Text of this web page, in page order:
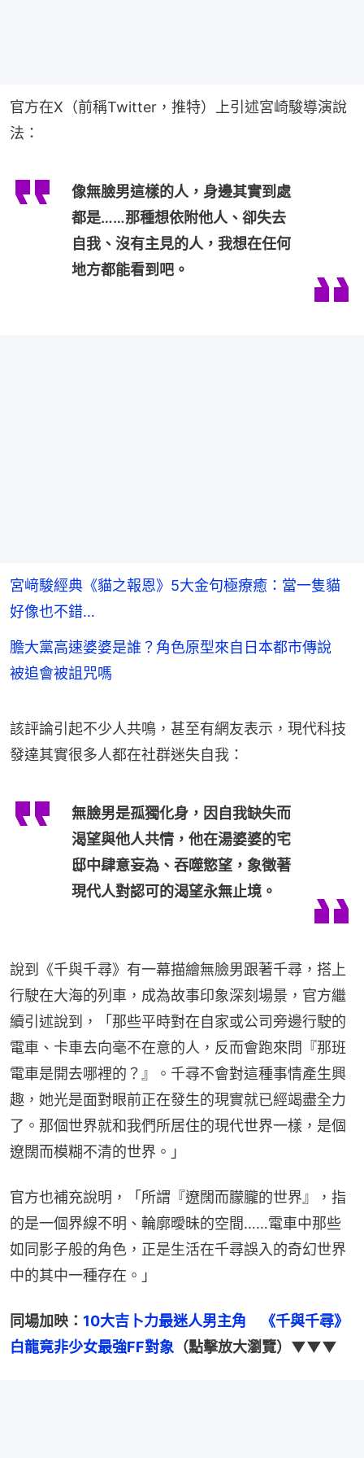
官方在X（前稱Twitter，推特）上引述宮崎駿導演說
法：
像無臉男這樣的人，身邊其實到處
都是……那種想依附他人、卻失去
自我、沒有主見的人，我想在任何
地方都能看到吧。
宮﨑駿經典《貓之報恩》5大金句極療癒：當一隻貓
好像也不錯…
膽大黨高速婆婆是誰？角色原型來自日本都市傳說
被追會被詛咒嗎
該評論引起不少人共鳴，甚至有網友表示，現代科技
發達其實很多人都在社群迷失自我：
無臉男是孤獨化身，因自我缺失而
渴望與他人共情，他在湯婆婆的宅
邸中肆意妄為、吞噬慾望，象徵著
現代人對認可的渴望永無止境。
說到《千與千尋》有一幕描繪無臉男跟著千尋，搭上
行駛在大海的列車，成為故事印象深刻場景，官方繼
續引述說到，「那些平時對在自家或公司旁邊行駛的
電車、卡車去向毫不在意的人，反而會跑來問『那班
電車是開去哪裡的？』。千尋不會對這種事情產生興
趣，她光是面對眼前正在發生的現實就已經竭盡全力
了。那個世界就和我們所居住的現代世界一樣，是個
遼闊而模糊不清的世界。」
官方也補充說明，「所謂『遼闊而朦朧的世界』，指
的是一個界線不明、輪廓曖昧的空間……電車中那些
如同影子般的角色，正是生活在千尋誤入的奇幻世界
中的其中一種存在。」
同場加映： 10大吉卜力最迷人男主角　《千與千尋》
白龍竟非少女最強FF對象 （點擊放大瀏覽）▼▼▼